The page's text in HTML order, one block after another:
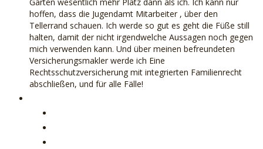
hoffen, dass die Jugendamt Mitarbeiter , über den
Tellerrand schauen. Ich werde so gut es geht die Füße still
halten, damit der nicht irgendwelche Aussagen noch gegen
mich verwenden kann. Und über meinen befreundeten
Versicherungsmakler werde ich Eine
Rechtsschutzversicherung mit integrierten Familienrecht
abschließen, und für alle Fälle!